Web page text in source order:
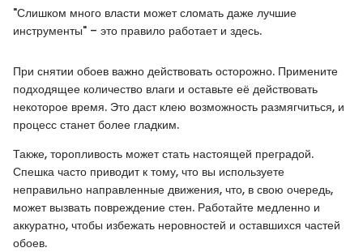
"Слишком много власти может сломать даже лучшие
инструменты" – это правило работает и здесь.
При снятии обоев важно действовать осторожно. Примените
подходящее количество влаги и оставьте её действовать
некоторое время. Это даст клею возможность размягчиться, и
процесс станет более гладким.
Также, торопливость может стать настоящей преградой.
Спешка часто приводит к тому, что вы используете
неправильно направленные движения, что, в свою очередь,
может вызвать повреждение стен. Работайте медленно и
аккуратно, чтобы избежать неровностей и оставшихся частей
обоев.